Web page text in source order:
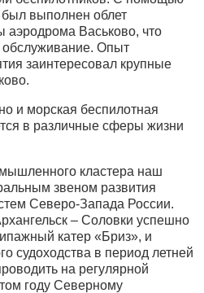
выполнен облет
аэродрома Васьково, что
обслуживание. Опыт
заинтересовал крупные
и морская беспилотная
в различные сферы жизни
кластера наш
звеном развития
Северо-Запада России.
– Соловки успешно
катер «Бриз», и
судоходства в период летней
на регулярной
году Северному